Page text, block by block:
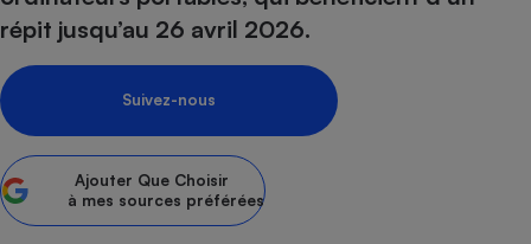
répit jusqu’au 26 avril 2026.
Suivez-nous
Ajouter Que Choisir
à mes sources préférées
Assurance emprunteur
Petit électroménager -